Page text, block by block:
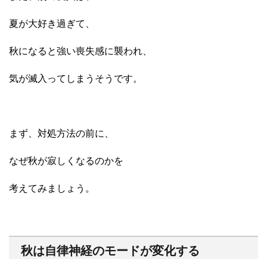
夏が大好き過ぎて、
秋になると強い喪失感に襲われ、
気が滅入ってしまうそうです。
まず、対処方法の前に、
なぜ秋が寂しくなるのかを
考えてみましょう。
秋は自律神経のモードが変化する